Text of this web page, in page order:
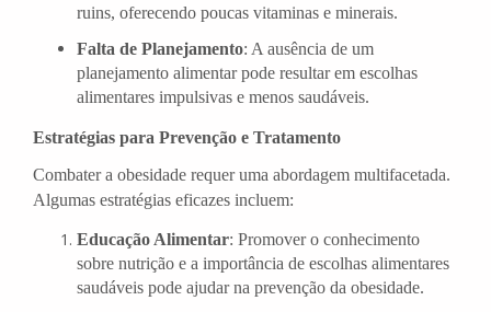
ruins, oferecendo poucas vitaminas e minerais.
Falta de Planejamento: A ausência de um
planejamento alimentar pode resultar em escolhas
alimentares impulsivas e menos saudáveis.
Estratégias para Prevenção e Tratamento
Combater a obesidade requer uma abordagem multifacetada.
Algumas estratégias eficazes incluem:
Educação Alimentar: Promover o conhecimento
sobre nutrição e a importância de escolhas alimentares
saudáveis pode ajudar na prevenção da obesidade.